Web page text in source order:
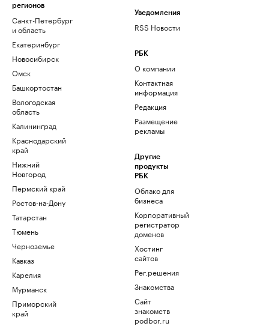
регионов
Санкт-Петербург
и область
Екатеринбург
Новосибирск
Омск
Башкортостан
Вологодская
область
Калининград
Краснодарский
край
Нижний
Новгород
Пермский край
Ростов-на-Дону
Татарстан
Тюмень
Черноземье
Кавказ
Карелия
Мурманск
Приморский
край
Уведомления
RSS Новости
РБК
О компании
Контактная
информация
Редакция
Размещение
рекламы
Другие
продукты
РБК
Облако для
бизнеса
Корпоративный
регистратор
доменов
Хостинг
сайтов
Рег.решения
Знакомства
Сайт
знакомств
podbor.ru